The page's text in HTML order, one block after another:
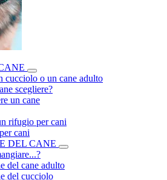
cucciolo o un cane adulto
scegliere?
un cane
rifugio per cani
cani
DEL CANE
del cane adulto
del cucciolo